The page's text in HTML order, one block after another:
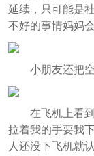
延续，只可能是
不好的事情妈妈
小朋友还把
在飞机上看
拉着我的手要我
人还没下飞机就